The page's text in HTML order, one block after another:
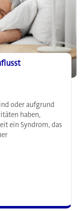
oder aufgrund
haben,
ein Syndrom, das